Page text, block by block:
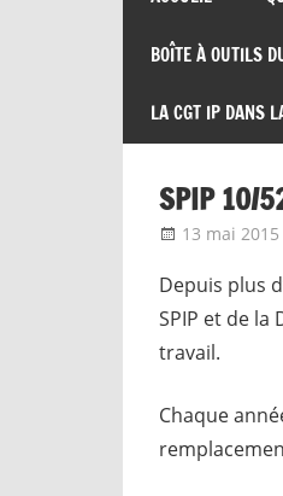
insertion
BOÎTE À OUTILS
LA CGT IP DANS
SPIP 10/
13 mai 2015
Depuis plus
SPIP et de
travail.
Chaque